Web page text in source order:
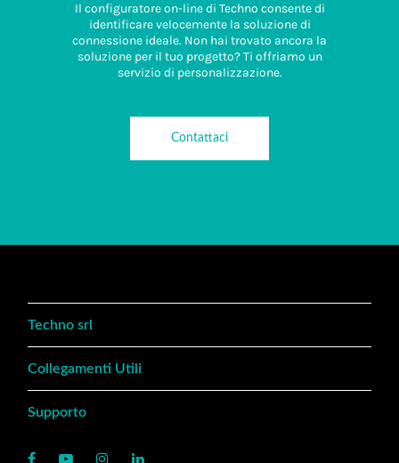
Il configuratore on-line di Techno consente di
identificare velocemente la soluzione di
connessione ideale. Non hai trovato ancora la
soluzione per il tuo progetto? Ti offriamo un
servizio di personalizzazione.
Contattaci
Techno srl
Collegamenti Utili
Supporto